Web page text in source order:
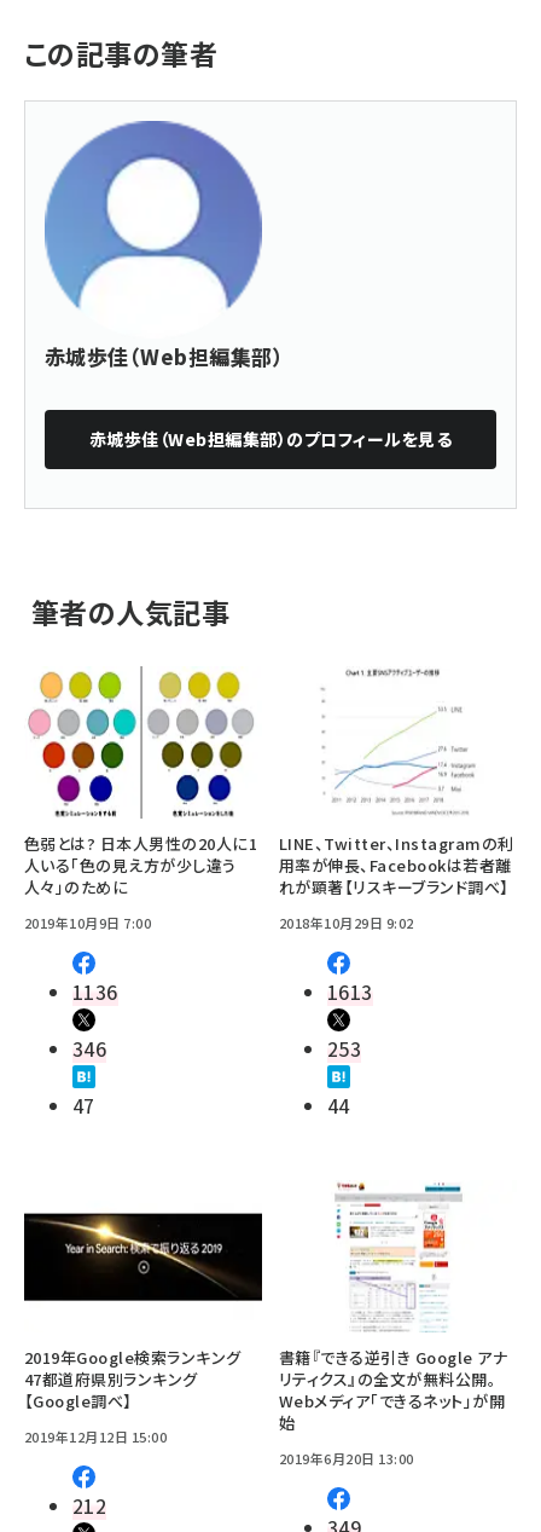
この記事の筆者
赤城歩佳（Web担編集部）
赤城歩佳（Web担編集部） のプロフィールを見る
筆者の人気記事
色弱とは? 日本人男性の20人に1
人いる「色の見え方が少し違う
人々」のために
2019年10月9日 7:00
1136
346
47
LINE、Twitter、Instagramの利
用率が伸長、Facebookは若者離
れが顕著【リスキーブランド調べ】
2018年10月29日 9:02
1613
253
44
2019年Google検索ランキング
47都道府県別ランキング
【Google調べ】
2019年12月12日 15:00
212
書籍『できる逆引き Google アナ
リティクス』の全文が無料公開。
Webメディア「できるネット」が開
始
2019年6月20日 13:00